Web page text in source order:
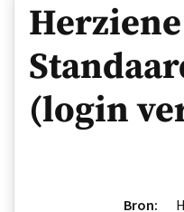
(login
Bron: